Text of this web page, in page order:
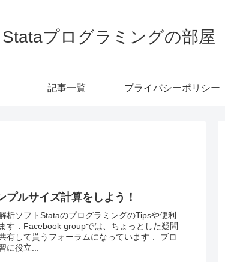
プログラミングの部屋
記事一覧 プライバシーポリシー
ルサイズ計算をしよう！
析ソフトStataのプログラミングのTipsや便利
す．Facebook groupでは、ちょっとした疑問
有して貰うフォーラムになっています． ブロ
に役立...